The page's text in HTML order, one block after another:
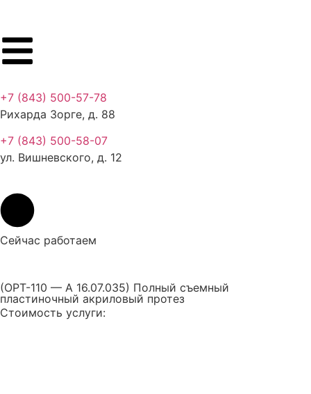
+7 (843) 500-57-78
Рихарда Зорге, д. 88
+7 (843) 500-58-07
ул. Вишневского, д. 12
Сейчас работаем
(ОРТ-110 — А 16.07.035) Полный съемный
пластиночный акриловый протез
Стоимость услуги:
Виджет